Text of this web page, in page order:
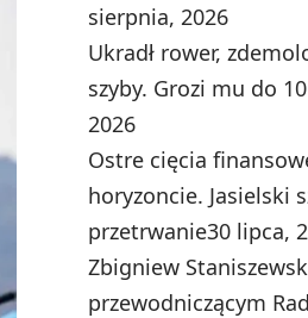
sierpnia, 2026
Ukradł rower,
szyby. Grozi mu do
2026
Ostre cięcia
horyzoncie. Jasielski
przetrwanie30 lipca,
Zbigniew
przewodniczącym